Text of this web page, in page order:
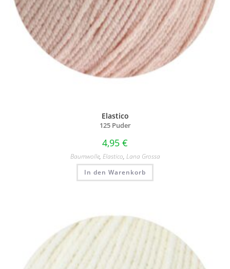
Elastico
125 Puder
4,95 €
Baumwolle, Elastico, Lana Grossa
In den Warenkorb